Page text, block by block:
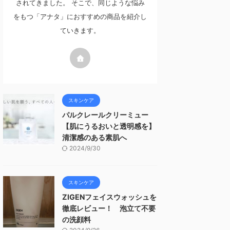
されてきました。 そこで、同じような悩み
をもつ「アナタ」におすすめの商品を紹介し
ていきます。
スキンケア
パルクレールクリーミュー
【肌にうるおいと透明感を】
清潔感のある素肌へ
2024/9/30
スキンケア
ZIGENフェイスウォッシュを
徹底レビュー！ 泡立て不要
の洗顔料